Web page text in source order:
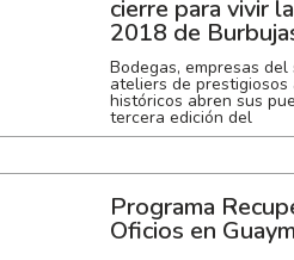
cierre para vivir
2018 de
Bodegas, empresas
ateliers de
históricos abren sus
tercera edición del
Programa
Oficios en